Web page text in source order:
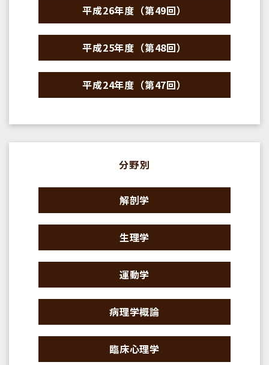
平成26年度（第49回）
平成25年度（第48回）
平成24年度（第47回）
分野別
解剖学
生理学
運動学
病理学概論
臨床心理学